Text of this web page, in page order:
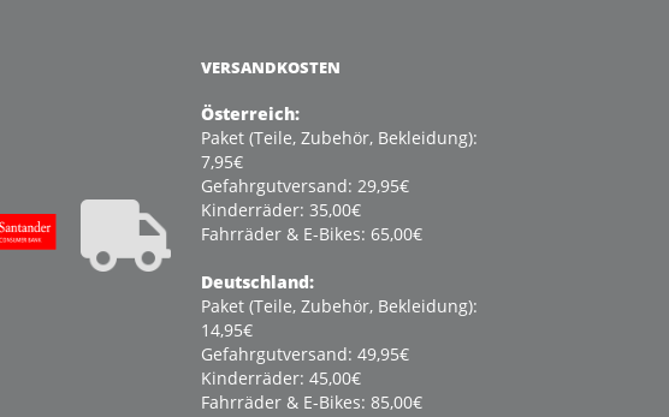
VERSANDKOSTEN
Österreich:
Paket (Teile, Zubehör, Bekleidung):
7,95€
Gefahrgutversand: 29,95€
Kinderräder: 35,00€
Fahrräder & E-Bikes: 65,00€
Deutschland:
Paket (Teile, Zubehör, Bekleidung):
14,95€
Gefahrgutversand: 49,95€
Kinderräder: 45,00€
Fahrräder & E-Bikes: 85,00€